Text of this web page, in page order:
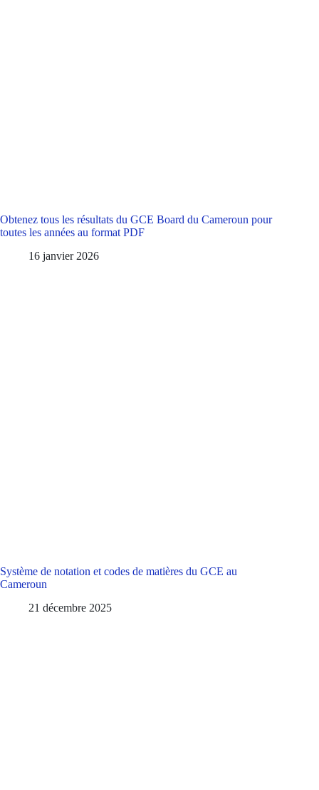
Obtenez tous les résultats du GCE Board du Cameroun pour
toutes les années au format PDF
16 janvier 2026
Système de notation et codes de matières du GCE au
Cameroun
21 décembre 2025